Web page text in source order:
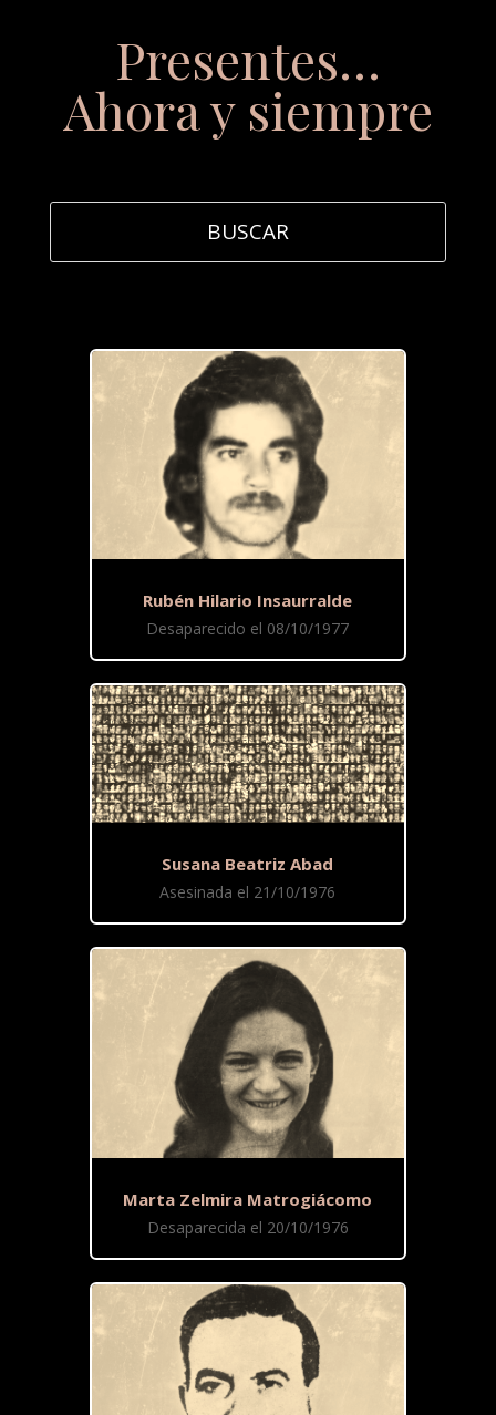
Presentes…
Ahora y siempre
Rubén Hilario Insaurralde
Desaparecido el 08/10/1977
Susana Beatriz Abad
Asesinada el 21/10/1976
Marta Zelmira Matrogiácomo
Desaparecida el 20/10/1976